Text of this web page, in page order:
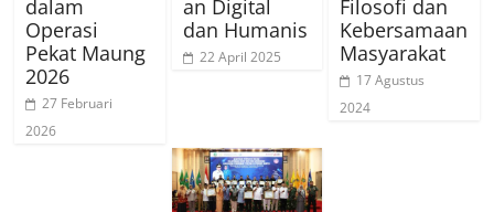
dalam
Operasi
Pekat Maung
2026
27 Februari
2026
an Digital
dan Humanis
22 April 2025
Filosofi dan
Kebersamaan
Masyarakat
17 Agustus
2024